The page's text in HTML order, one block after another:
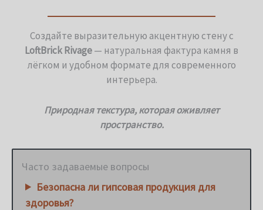
Создайте выразительную акцентную стену с
LoftBrick Rivage— натуральная фактура камня в
лёгком и удобном формате для современного
интерьера.
Природная текстура, которая оживляет
пространство.
Часто задаваемые вопросы
Безопасна ли гипсовая продукция для
здоровья?